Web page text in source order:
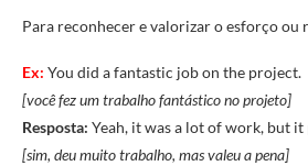
Para reconhecer e valorizar o esforço ou
Ex: You did a fantastic job on the project.
[você fez um trabalho fantástico no projeto]
Resposta: Yeah, it was a lot of work, but it
[sim, deu muito trabalho, mas valeu a pena]